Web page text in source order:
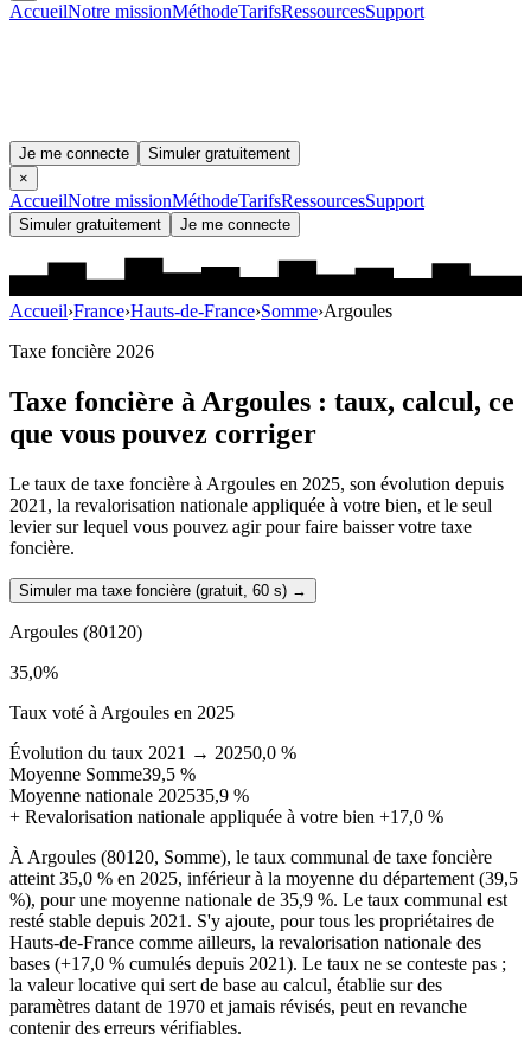
AccueilNotre missionMéthodeTarifsRessourcesSupport
Je me connecte
Simuler gratuitement
×
AccueilNotre missionMéthodeTarifsRessourcesSupport
Simuler gratuitement Je me connecte
Accueil›France›Hauts-de-France›Somme›Argoules
Taxe foncière 2026
Taxe foncière àArgoules : taux, calcul, ce
que vous pouvez corriger
Le taux de taxe foncière à Argoules en 2025, son évolution depuis
2021, la revalorisation nationale appliquée à votre bien, et le seul
levier sur lequel vous pouvez agir pour faire baisser votre taxe
foncière.
Simuler ma taxe foncière (gratuit, 60 s) →
Argoules (80120)
35,0%
Taux voté à Argoules en 2025
Évolution du taux 2021 → 20250,0 %
Moyenne Somme39,5 %
Moyenne nationale 202535,9 %
+ Revalorisation nationale appliquée à votre bien +17,0 %
À Argoules (80120, Somme), le taux communal de taxe foncière
atteint 35,0 % en 2025, inférieur à la moyenne du département (39,5
%), pour une moyenne nationale de 35,9 %. Le taux communal est
resté stable depuis 2021. S'y ajoute, pour tous les propriétaires de
Hauts-de-France comme ailleurs, la revalorisation nationale des
bases (+17,0 % cumulés depuis 2021). Le taux ne se conteste pas ;
la valeur locative qui sert de base au calcul, établie sur des
paramètres datant de 1970 et jamais révisés, peut en revanche
contenir des erreurs vérifiables.